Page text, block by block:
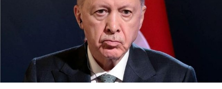
flakë
godina!
Raportohet
për
njerëz
brenda
saj